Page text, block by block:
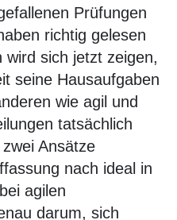
Prüfungen
richtig gelesen
wird sich jetzt zeigen,
seine Hausaufgaben
wie agil und
tatsächlich
Ansätze
nach ideal in
agilen
darum, sich